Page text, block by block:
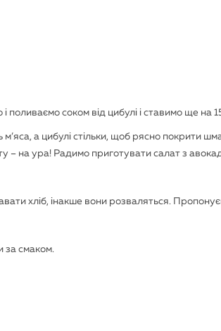
соком від цибулі і ставимо ще на
а цибулі стільки, щоб рясно покрити
– на ура! Радимо приготувати салат з
хліб, інакше вони розваляться.
за смаком.